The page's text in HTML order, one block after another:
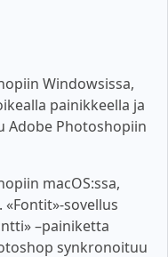
Windowsissa,
painikkeella ja
Adobe Photoshopiin
macOS:ssa,
sovellus
–painiketta
synkronoituu